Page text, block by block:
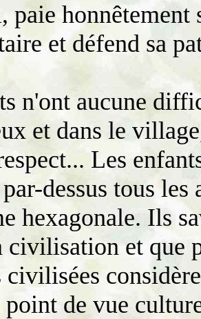
paie honnêtement
et défend sa
n'ont aucune
et dans le
Les
dessus tous les
hexagonale. Ils
civilisation et que
civilisées
de vue